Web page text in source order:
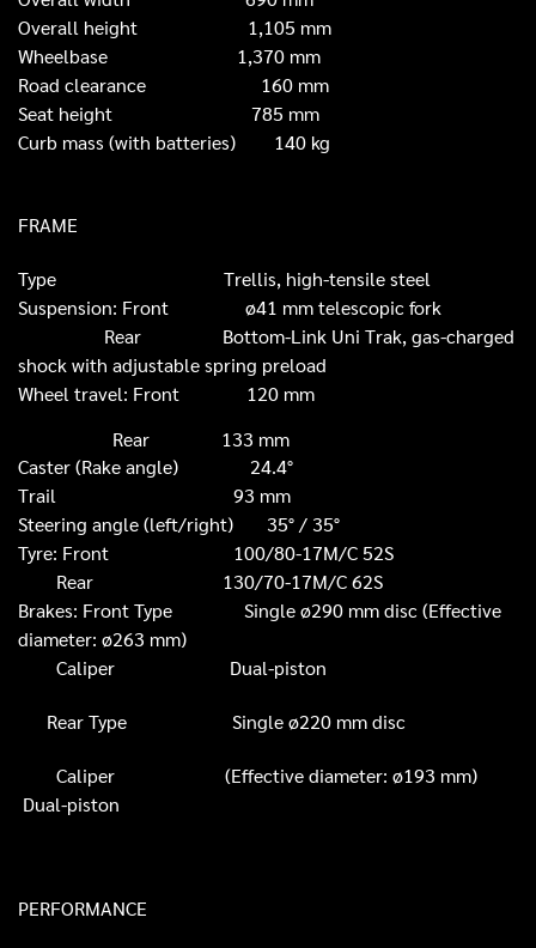
Overall height 1,105 mm
Wheelbase 1,370 mm
Road clearance 160 mm
Seat height 785 mm
Curb mass (with batteries) 140 kg
FRAME
Type Trellis, high-tensile steel
Suspension: Front ø41 mm telescopic fork
Rear Bottom-Link Uni Trak, gas-charged
shock with adjustable spring preload
Wheel travel: Front 120 mm
Rear 133 mm
Caster (Rake angle) 24.4°
Trail 93 mm
Steering angle (left/right) 35° / 35°
Tyre: Front 100/80-17M/C 52S
Rear 130/70-17M/C 62S
Brakes: Front Type Single ø290 mm disc (Effective
diameter: ø263 mm)
Caliper Dual-piston
Rear Type Single ø220 mm disc
Caliper (Effective diameter: ø193 mm)
Dual-piston
PERFORMANCE